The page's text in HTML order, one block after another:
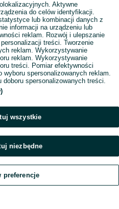
Dodaj Czat Konto
Aktywne
do celów identyfikacji.
lub kombinacji danych z
informacji na urządzeniu lub
reklam. Rozwój i ulepszanie
treści. Tworzenie
reklam. Wykorzystywanie
reklam. Wykorzystywanie
treści. Pomiar efektywności
spersonalizowanych reklam.
spersonalizowanych treści.
wszystkie
niezbędne
preferencje